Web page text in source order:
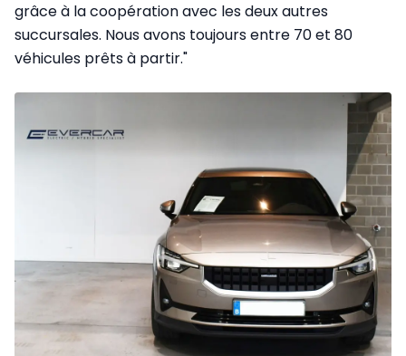
grâce à la coopération avec les deux autres
succursales. Nous avons toujours entre 70 et 80
véhicules prêts à partir."